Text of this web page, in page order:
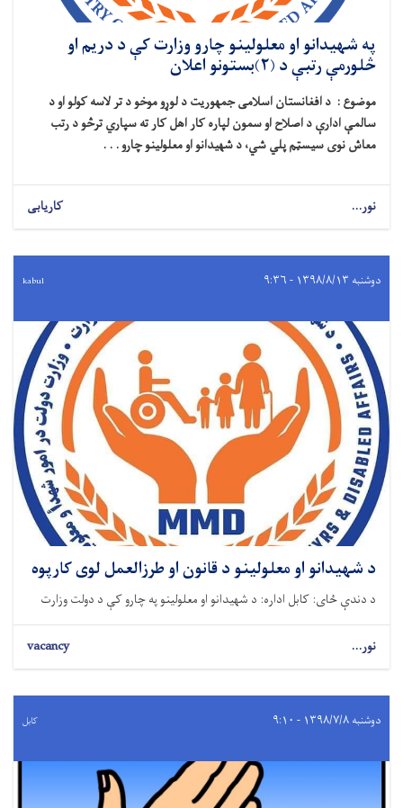
په شهیدانو او معلولینو چارو وزارت کې د دریم او
څلورمې رتبې د (۲)بستونو اعلان
موضوع : د افغانستان اسلامی جمهوریت د لوړو موخو د تر لاسه کولو او د
سالمې ادارې د اصلاح او سمون لپاره کار اهل کار ته سپاري ترڅو د رتب
معاش نوی سیسټم پلي شي، د شهیدانو او معلولینو چارو . . .
نور... کاریابی
دوشنبه ۱۳۹۸/۸/۱۳ - ۹:۳۶ kabul
د شهیدانو او معلولینو د قانون او طرزالعمل لوی کارپوه
د دندې ځای: کابل اداره: د شهیدانو او معلولینو په چارو کې د دولت وزارت
نور... vacancy
دوشنبه ۱۳۹۸/۷/۸ - ۹:۱۰ کابل